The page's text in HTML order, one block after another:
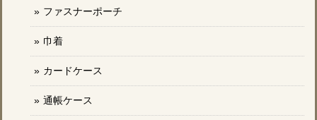
ファスナーポーチ
巾着
カードケース
通帳ケース